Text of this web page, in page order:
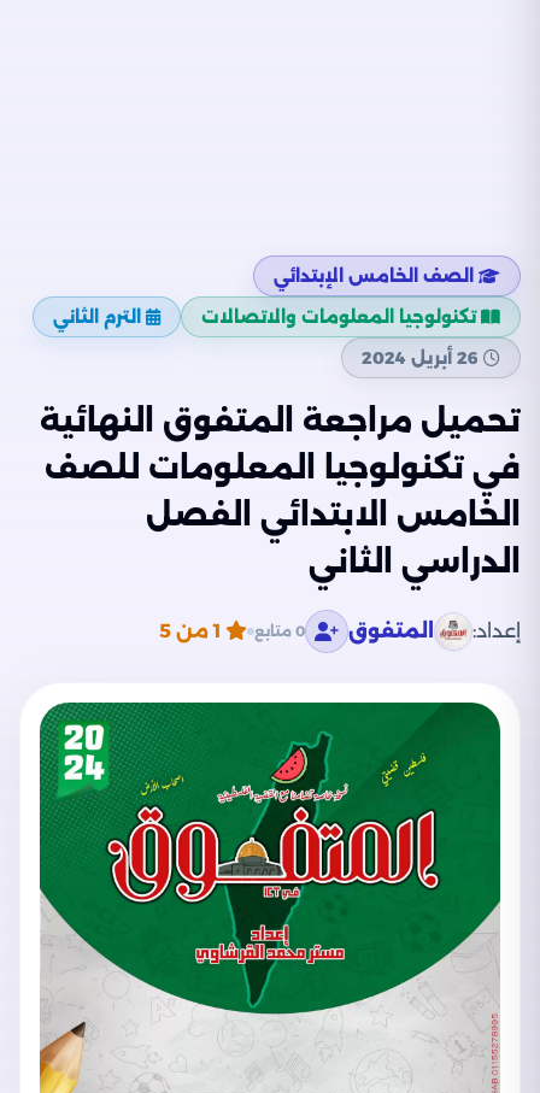
الصف الخامس الإبتدائي
تكنولوجيا المعلومات والاتصالات
الترم الثاني
26 أبريل 2024
تحميل مراجعة المتفوق النهائية
في تكنولوجيا المعلومات للصف
الخامس الابتدائي الفصل
الدراسي الثاني
إعداد: المتفوق 0 متابع 1من 5